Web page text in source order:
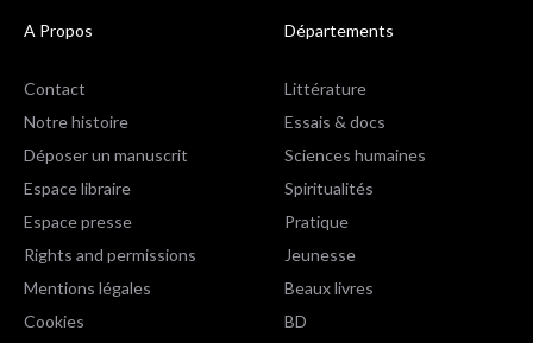
A Propos
Contact
Notre histoire
Déposer un manuscrit
Espace libraire
Espace presse
Rights and permissions
Mentions légales
Cookies
Départements
Littérature
Essais & docs
Sciences humaines
Spiritualités
Pratique
Jeunesse
Beaux livres
BD